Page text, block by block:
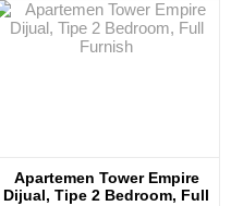
Apartemen Tower Empire
Dijual, Tipe 2 Bedroom, Full